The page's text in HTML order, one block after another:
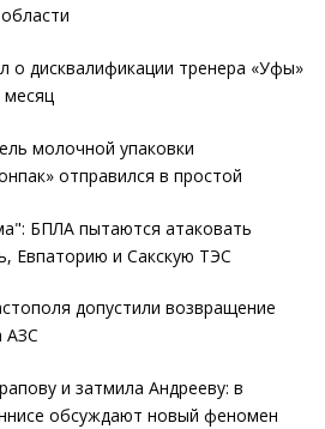
о дисквалификации тренера «Уфы»
месяц
молочной упаковки
отправился в простой
БПЛА пытаются атаковать
Евпаторию и Сакскую ТЭС
допустили возвращение
АЗС
и затмила Андрееву: в
обсуждают новый феномен